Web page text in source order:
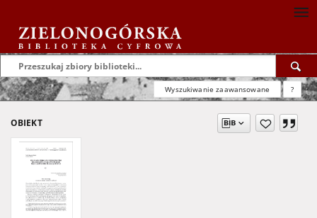
Wyszukiwanie zaawansowane ?
OBIEKT